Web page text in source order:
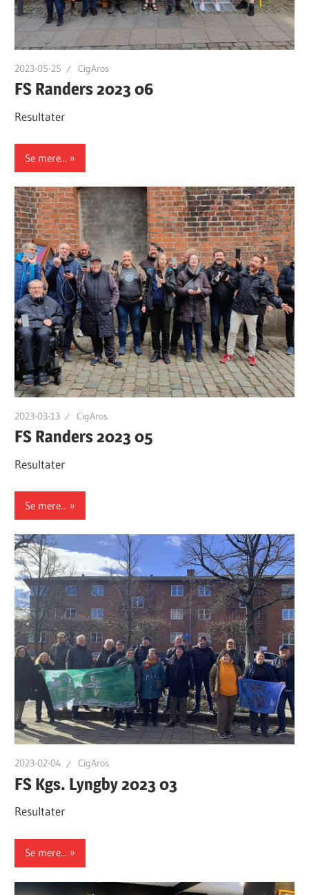
2023-05-25 CigAros
FS Randers 2023 06
Resultater
Se mere...
2023-03-13 CigAros
FS Randers 2023 05
Resultater
Se mere...
2023-02-04 CigAros
FS Kgs. Lyngby 2023 03
Resultater
Se mere...